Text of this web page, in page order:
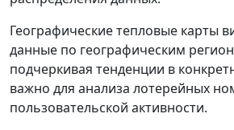
Географические тепловые карты
данные по географическим
подчеркивая тенденции в
важно для анализа лотерейных
пользовательской активности.